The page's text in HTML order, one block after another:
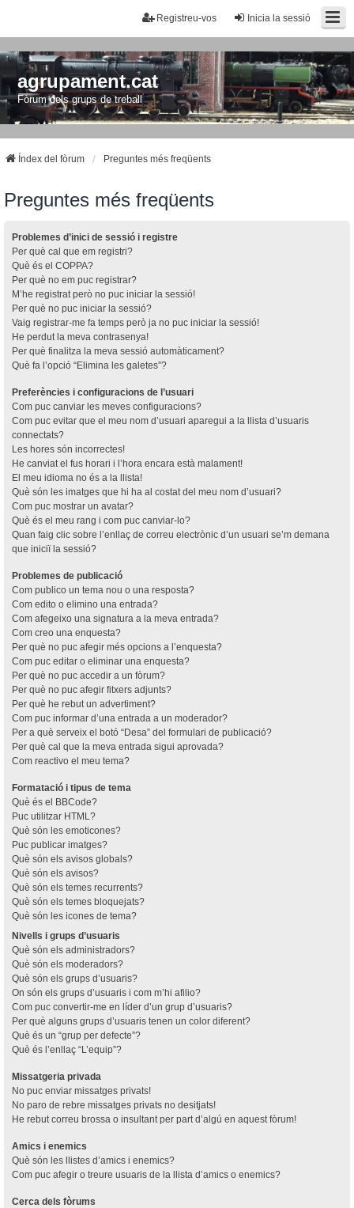
Inicia la sessió
Registreu-vos
agrupament.cat
Fòrum dels grups de treball
Índex del fòrum Preguntes més freqüents
Preguntes més freqüents
Problemes d’inici de sessió i registre
Per què cal que em registri?
Què és el COPPA?
Per què no em puc registrar?
M’he registrat però no puc iniciar la sessió!
Per què no puc iniciar la sessió?
Vaig registrar-me fa temps però ja no puc iniciar la sessió!
He perdut la meva contrasenya!
Per què finalitza la meva sessió automàticament?
Què fa l’opció “Elimina les galetes”?
Preferències i configuracions de l’usuari
Com puc canviar les meves configuracions?
Com puc evitar que el meu nom d’usuari aparegui a la llista d’usuaris
connectats?
Les hores són incorrectes!
He canviat el fus horari i l’hora encara està malament!
El meu idioma no és a la llista!
Què són les imatges que hi ha al costat del meu nom d’usuari?
Com puc mostrar un avatar?
Què és el meu rang i com puc canviar-lo?
Quan faig clic sobre l’enllaç de correu electrònic d’un usuari se’m demana
que iniciï la sessió?
Problemes de publicació
Com publico un tema nou o una resposta?
Com edito o elimino una entrada?
Com afegeixo una signatura a la meva entrada?
Com creo una enquesta?
Per què no puc afegir més opcions a l’enquesta?
Com puc editar o eliminar una enquesta?
Per què no puc accedir a un fòrum?
Per què no puc afegir fitxers adjunts?
Per què he rebut un advertiment?
Com puc informar d’una entrada a un moderador?
Per a què serveix el botó “Desa” del formulari de publicació?
Per què cal que la meva entrada sigui aprovada?
Com reactivo el meu tema?
Formatació i tipus de tema
Què és el BBCode?
Puc utilitzar HTML?
Què són les emoticones?
Puc publicar imatges?
Què són els avisos globals?
Què són els avisos?
Què són els temes recurrents?
Què són els temes bloquejats?
Què són les icones de tema?
Nivells i grups d’usuaris
Què són els administradors?
Què són els moderadors?
Què són els grups d’usuaris?
On són els grups d’usuaris i com m’hi afilio?
Com puc convertir-me en líder d’un grup d’usuaris?
Per què alguns grups d’usuaris tenen un color diferent?
Què és un “grup per defecte”?
Què és l’enllaç “L’equip”?
Missatgeria privada
No puc enviar missatges privats!
No paro de rebre missatges privats no desitjats!
He rebut correu brossa o insultant per part d’algú en aquest fòrum!
Amics i enemics
Què són les llistes d’amics i enemics?
Com puc afegir o treure usuaris de la llista d’amics o enemics?
Cerca dels fòrums